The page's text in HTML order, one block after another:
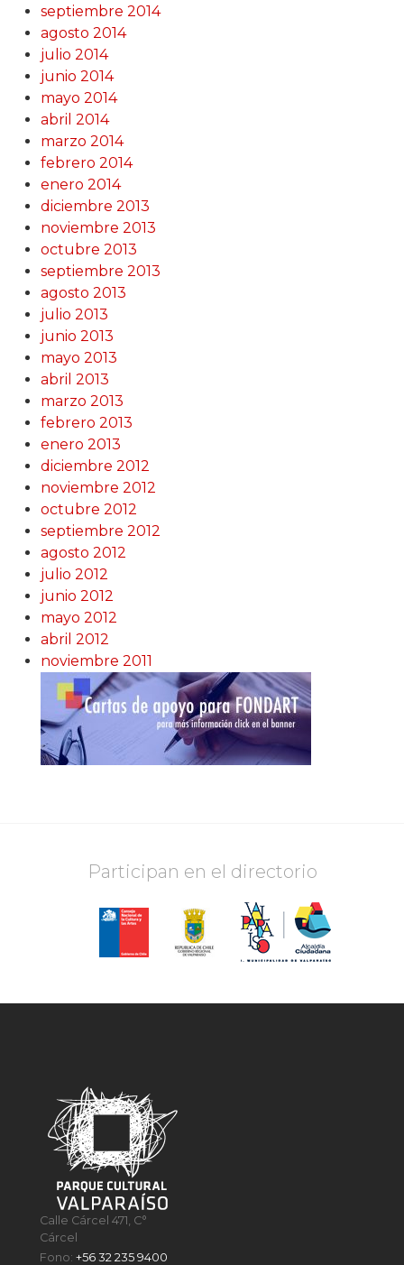
septiembre 2014
agosto 2014
julio 2014
junio 2014
mayo 2014
abril 2014
marzo 2014
febrero 2014
enero 2014
diciembre 2013
noviembre 2013
octubre 2013
septiembre 2013
agosto 2013
julio 2013
junio 2013
mayo 2013
abril 2013
marzo 2013
febrero 2013
enero 2013
diciembre 2012
noviembre 2012
octubre 2012
septiembre 2012
agosto 2012
julio 2012
junio 2012
mayo 2012
abril 2012
noviembre 2011
Participan en el directorio
Calle Cárcel 471, C°
Cárcel
Fono:+56 32 235 9400